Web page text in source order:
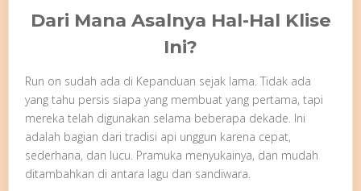
Dari Mana Asalnya Hal-Hal Klise
Ini?
Run on sudah ada di Kepanduan sejak lama. Tidak ada
yang tahu persis siapa yang membuat yang pertama, tapi
mereka telah digunakan selama beberapa dekade. Ini
adalah bagian dari tradisi api unggun karena cepat,
sederhana, dan lucu. Pramuka menyukainya, dan mudah
ditambahkan di antara lagu dan sandiwara.